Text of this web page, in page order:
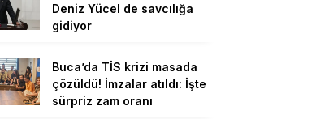
Deniz Yücel de savcılığa
gidiyor
Buca’da TİS krizi masada
çözüldü! İmzalar atıldı: İşte
sürpriz zam oranı